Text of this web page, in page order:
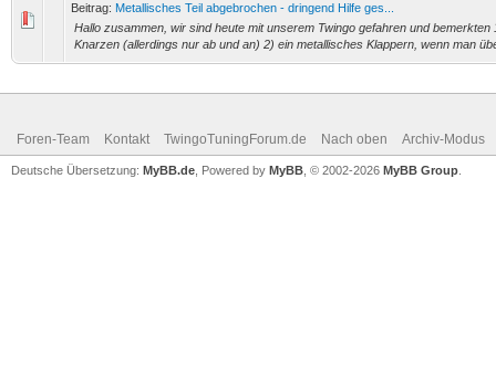
Beitrag: Metallisches Teil abgebrochen - dringend Hilfe ges...
Hallo zusammen, wir sind heute mit unserem Twingo gefahren und
Knarzen (allerdings nur ab und an) 2) ein metallisches Klappern, wenn man
Foren-Team Kontakt TwingoTuningForum.de Nach oben Archiv-Modus
Deutsche Übersetzung: MyBB.de , Powered by MyBB , © 2002-2026 MyBB Group